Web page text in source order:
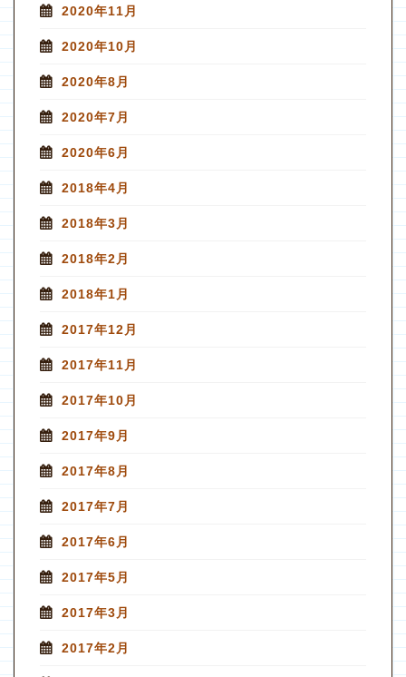
2020年11月
2020年10月
2020年8月
2020年7月
2020年6月
2018年4月
2018年3月
2018年2月
2018年1月
2017年12月
2017年11月
2017年10月
2017年9月
2017年8月
2017年7月
2017年6月
2017年5月
2017年3月
2017年2月